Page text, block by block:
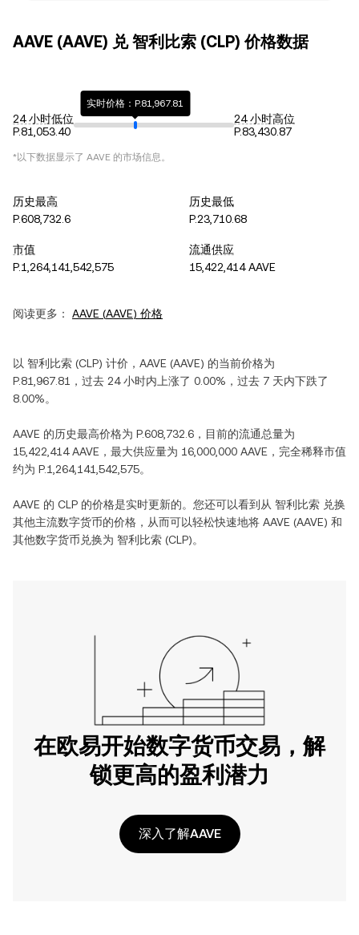
AAVE (AAVE) 兑 智利比索 (CLP) 价格数据
24 小时低位
P.81,053.40
实时价格：P.81,967.81
24 小时高位
P.83,430.87
*以下数据显示了 AAVE 的市场信息。
历史最高
P.608,732.6
历史最低
P.23,710.68
市值
P.1,264,141,542,575
流通供应
15,422,414 AAVE
阅读更多： AAVE (AAVE) 价格
以 智利比索 (CLP) 计价， AAVE (AAVE) 的当前价格为
P.81,967.81 ，过去 24 小时内 上涨了 0.00% ，过去 7 天内下跌了
8.00%。
AAVE 的历史最高价格为 P.608,732.6 ，目前的流通总量为
15,422,414 AAVE ，最大供应量为 16,000,000 AAVE ，完全稀释市值
约为 P.1,264,141,542,575。
AAVE 的 CLP 的价格是实时更新的。您还可以看到从 智利比索 兑换
其他主流数字货币的价格，从而可以轻松快速地将 AAVE (AAVE) 和
其他数字货币兑换为 智利比索 (CLP)。
在欧易开始数字货币交易，解
锁更高的盈利潜力
深入了解AAVE